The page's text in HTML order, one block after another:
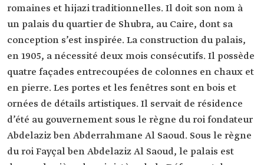
romaines et hijazi traditionnelles. Il doit son nom à
un palais du quartier de Shubra, au Caire, dont sa
conception s’est inspirée. La construction du palais,
en 1905, a nécessité deux mois consécutifs. Il possède
quatre façades entrecoupées de colonnes en chaux et
en pierre. Les portes et les fenêtres sont en bois et
ornées de détails artistiques. Il servait de résidence
d’été au gouvernement sous le règne du roi fondateur
Abdelaziz ben Abderrahmane Al Saoud. Sous le règne
du roi Fayçal ben Abdelaziz Al Saoud, le palais est